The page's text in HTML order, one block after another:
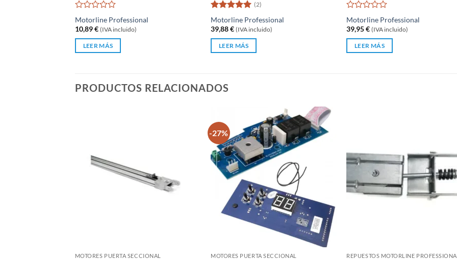
Valorado
con
0
de
Motorline Professional
10,89€ (IVA incluido)
LEER MÁS
Valorado
con5 de 5
(2)
Motorline Professional
39,88€ (IVA incluido)
LEER MÁS
Valorado
con
0
de
Motorline Professional
39,95€ (IVA incluido)
LEER MÁS
PRODUCTOS RELACIONADOS
MOTORES PUERTA SECCIONAL
-27%
MOTORES PUERTA SECCIONAL REPUESTOS MOTORLINE